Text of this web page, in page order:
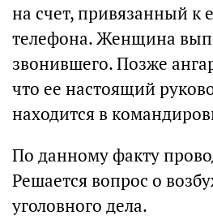
на счет, привязанный к
телефона. Женщина
звонившего. Позже
что ее настоящий
находится в
По данному факту
Решается вопрос о
уголовного дела.